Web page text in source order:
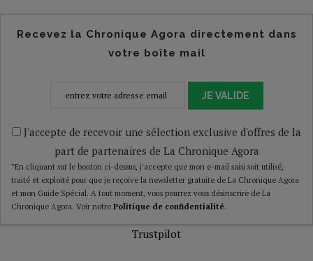
Recevez la Chronique Agora directement dans
votre boîte mail
JE VALIDE
J'accepte de recevoir une sélection exclusive d'offres de la
part de partenaires de La Chronique Agora
*En cliquant sur le bouton ci-dessus, j’accepte que mon e-mail saisi soit utilisé,
traité et exploité pour que je reçoive la newsletter gratuite de La Chronique Agora
et mon Guide Spécial. A tout moment, vous pourrez vous désinscrire de La
Chronique Agora. Voir notre Politique de confidentialité.
Trustpilot